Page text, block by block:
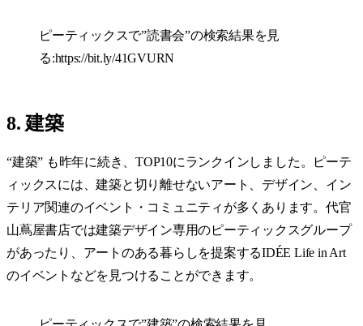
ピーティックスで”読書会”の検索結果を見
る:https://bit.ly/41GVURN
8. 建築
“建築” も昨年に続き、TOP10にランクインしました。ピーテ
ィックスには、建築と切り離せないアート、デザイン、イン
テリア関連のイベント・コミュニティが多くあります。代官
山蔦屋書店では建築デザイン専用のピーティックスグループ
があったり、アートのある暮らしを提案するIDÉE Life in Art
のイベントなどを見つけることができます。